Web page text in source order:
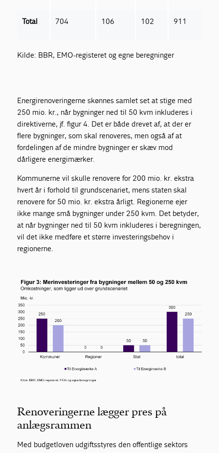
Total 704 106 102 911
Kilde: BBR, EMO-registeret og egne beregninger
Energirenoveringerne skønnes samlet set at stige med
250 mio. kr., når bygninger ned til 50 kvm inkluderes i
direktiverne, jf. figur 4. Det er både drevet af, at der er
flere bygninger, som skal renoveres, men også af at
fordelingen af de mindre bygninger er skæv mod
dårligere energimærker.
Kommunerne vil skulle renovere for 200 mio. kr. ekstra
hvert år i forhold til grundscenariet, mens staten skal
renovere for 50 mio. kr. ekstra årligt. Regionerne ejer
ikke mange små bygninger under 250 kvm. Det betyder,
at når bygninger ned til 50 kvm inkluderes i beregningen,
vil det ikke medføre et større investeringsbehov i
regionerne.
Renoveringerne lægger pres på
anlægsrammen
Med budgetloven udgiftsstyres den offentlige sektors